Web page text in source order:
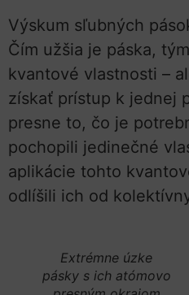
Výskum sľubných
Čím užšia je páska,
kvantové vlastnosti –
získať prístup k jednej
presne to, čo je
pochopili jedinečné
aplikácie tohto
odlíšili ich od
Extrémne úzke
pásky s ich atómovo